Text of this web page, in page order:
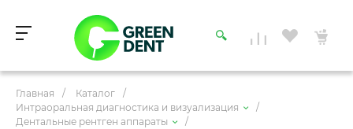
Главная / Каталог
/
Интраоральная диагностика и визуализация
/
Дентальные рентген аппараты
/